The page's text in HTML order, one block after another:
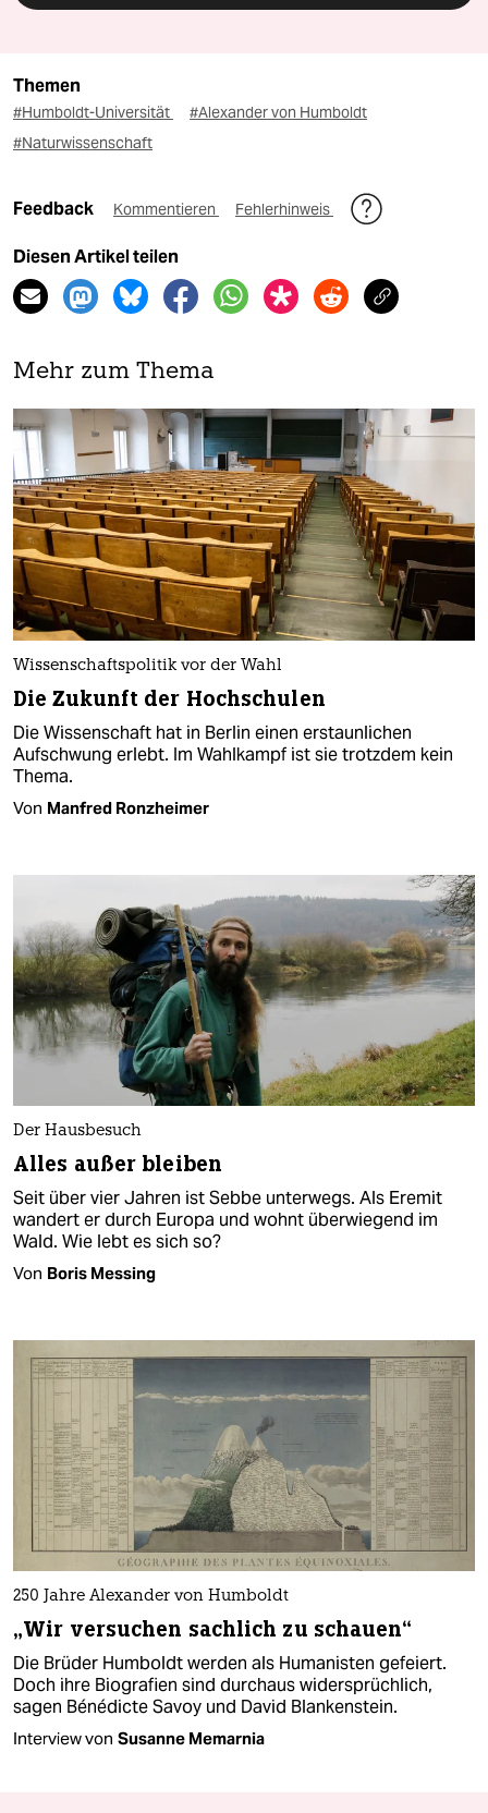
Themen
#Humboldt-Universität
#Alexander von Humboldt
#Naturwissenschaft
Feedback Kommentieren Fehlerhinweis
Diesen Artikel teilen
Mehr zum Thema
Wissenschaftspolitik vor der Wahl
Die Zukunft der Hochschulen
Die Wissenschaft hat in Berlin einen erstaunlichen
Aufschwung erlebt. Im Wahlkampf ist sie trotzdem kein
Thema.
Von Manfred Ronzheimer
Der Hausbesuch
Alles außer bleiben
Seit über vier Jahren ist Sebbe unterwegs. Als Eremit
wandert er durch Europa und wohnt überwiegend im
Wald. Wie lebt es sich so?
Von Boris Messing
250 Jahre Alexander von Humboldt
„Wir versuchen sachlich zu schauen“
Die Brüder Humboldt werden als Humanisten gefeiert.
Doch ihre Biografien sind durchaus widersprüchlich,
sagen Bénédicte Savoy und David Blankenstein.
Interview von Susanne Memarnia